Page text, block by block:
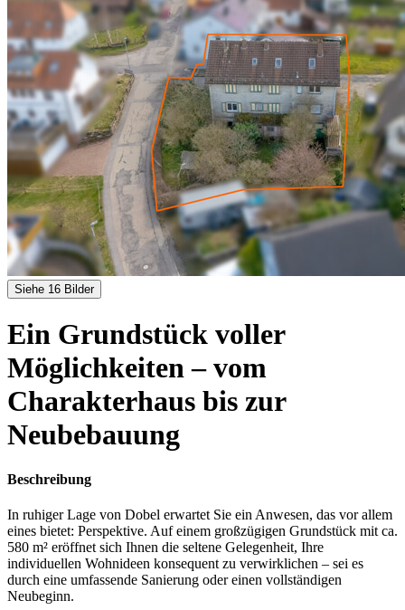
Siehe 16 Bilder
Ein Grundstück voller
Möglichkeiten – vom
Charakterhaus bis zur
Neubebauung
Beschreibung
In ruhiger Lage von Dobel erwartet Sie ein Anwesen, das vor allem
eines bietet: Perspektive. Auf einem großzügigen Grundstück mit ca.
580 m² eröffnet sich Ihnen die seltene Gelegenheit, Ihre
individuellen Wohnideen konsequent zu verwirklichen – sei es
durch eine umfassende Sanierung oder einen vollständigen
Neubeginn.